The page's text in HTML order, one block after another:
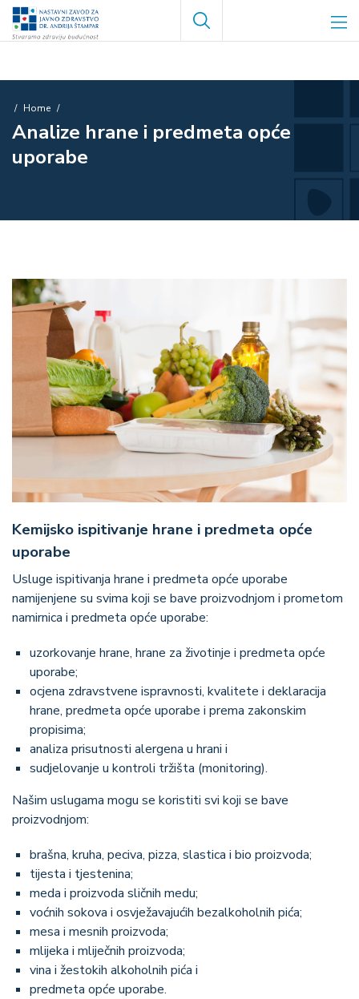
Skip
Search
Breadcrumb
Home
Analize hrane i predmeta opće
uporabe
Kemijsko ispitivanje hrane i predmeta opće
uporabe
Usluge ispitivanja hrane i predmeta opće uporabe
namijenjene su svima koji se bave proizvodnjom i prometom
namirnica i predmeta opće uporabe:
uzorkovanje hrane, hrane za životinje i predmeta opće
uporabe;
ocjena zdravstvene ispravnosti, kvalitete i deklaracija
hrane, predmeta opće uporabe i prema zakonskim
propisima;
analiza prisutnosti alergena u hrani i
sudjelovanje u kontroli tržišta (monitoring).
Našim uslugama mogu se koristiti svi koji se bave
proizvodnjom:
brašna, kruha, peciva, pizza, slastica i bio proizvoda;
tijesta i tjestenina;
meda i proizvoda sličnih medu;
voćnih sokova i osvježavajućih bezalkoholnih pića;
mesa i mesnih proizvoda;
mlijeka i mliječnih proizvoda;
vina i žestokih alkoholnih pića i
predmeta opće uporabe.